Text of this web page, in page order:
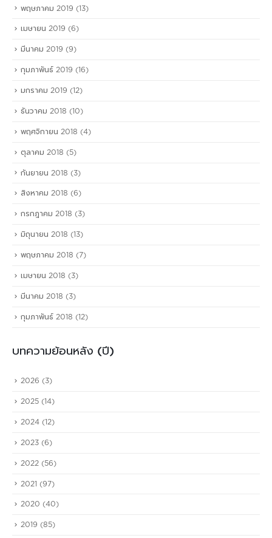
พฤษภาคม 2019 (13)
เมษายน 2019 (6)
มีนาคม 2019 (9)
กุมภาพันธ์ 2019 (16)
มกราคม 2019 (12)
ธันวาคม 2018 (10)
พฤศจิกายน 2018 (4)
ตุลาคม 2018 (5)
กันยายน 2018 (3)
สิงหาคม 2018 (6)
กรกฎาคม 2018 (3)
มิถุนายน 2018 (13)
พฤษภาคม 2018 (7)
เมษายน 2018 (3)
มีนาคม 2018 (3)
กุมภาพันธ์ 2018 (12)
บทความย้อนหลัง (ปี)
2026 (3)
2025 (14)
2024 (12)
2023 (6)
2022 (56)
2021 (97)
2020 (40)
2019 (85)